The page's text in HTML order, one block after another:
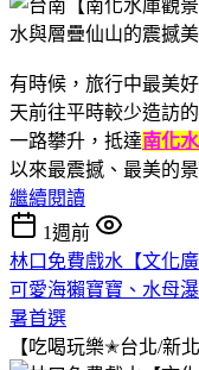
有時候，旅行中最美
天前往平時較少造訪的
一路攀升，抵達南化
以來最震撼、最美的
繼續閱讀
1週前
林口免費戲水【文化
可愛海獺寶寶、水母
暑首選
【吃喝玩樂✭台北/新